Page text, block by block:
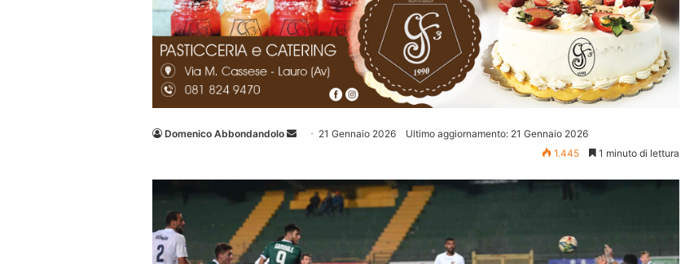
Domenico Abbondandolo
Invia 21 Gennaio 2026
Ultimo aggiornamento: 21 Gennaio 2026
1.445
1 minuto di lettura